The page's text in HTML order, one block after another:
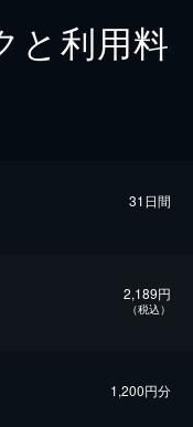
と利用料
31日間
2,189円
（税込）
1,200円分